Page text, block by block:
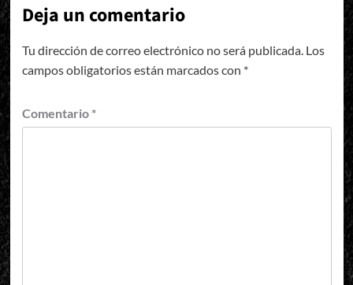
Deja un comentario
Tu dirección de correo electrónico no será publicada. Los
campos obligatorios están marcados con *
Comentario *